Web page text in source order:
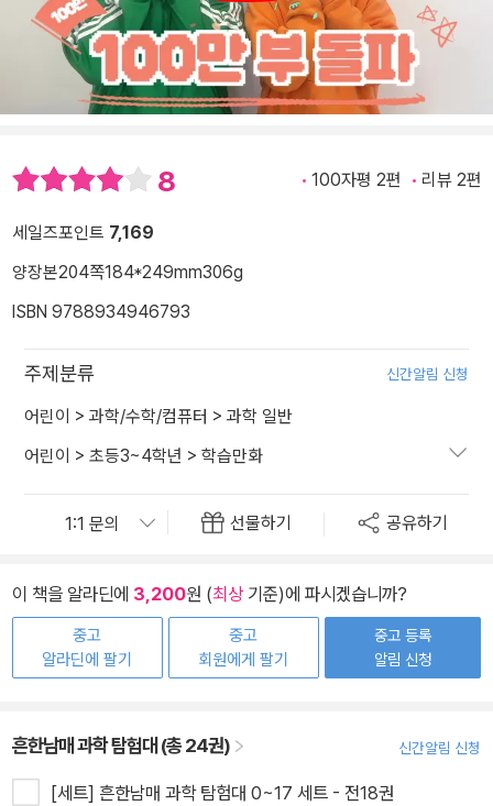
8 100자평 2편 리뷰 2편
세일즈포인트 7,169
양장본204쪽184*249mm306g
ISBN 9788934946793
주제분류 신간알림 신청
어린이 > 과학/수학/컴퓨터 > 과학 일반
어린이 > 초등3~4학년 > 학습만화
선물하기 공유하기
이 책을 알라딘에 3,200원 (최상기준)에 파시겠습니까?
중고
알라딘에 팔기
중고
회원에게 팔기
중고 등록
알림 신청
흔한남매 과학 탐험대 (총 24권) 신간알림 신청
[세트] 흔한남매 과학 탐험대 0~17 세트 - 전18권